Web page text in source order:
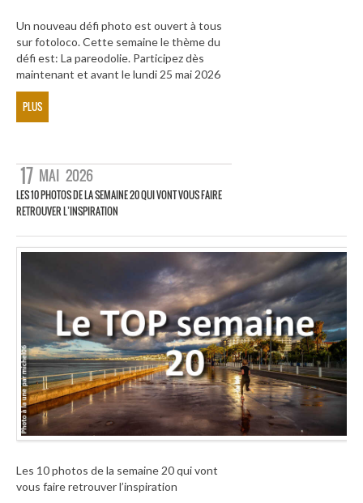
Un nouveau défi photo est ouvert à tous
sur fotoloco. Cette semaine le thème du
défi est: La pareodolie. Participez dès
maintenant et avant le lundi 25 mai 2026
PLUS
17 MAI 2026
LES 10 PHOTOS DE LA SEMAINE 20 QUI VONT VOUS FAIRE
RETROUVER L’INSPIRATION
Les 10 photos de la semaine 20 qui vont
vous faire retrouver l’inspiration